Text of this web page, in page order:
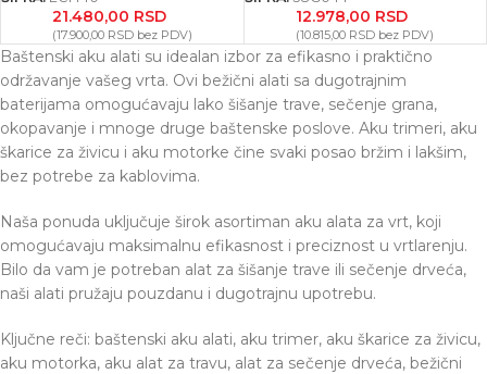
21.480,00 RSD
(17.900,00 RSDbez PDV)
12.978,00 RSD
(10.815,00 RSD bez PDV)
Baštenski aku alati su idealan izbor za efikasno i praktično
održavanje vašeg vrta. Ovi bežični alati sa dugotrajnim
baterijama omogućavaju lako šišanje trave, sečenje grana,
okopavanje i mnoge druge baštenske poslove. Aku trimeri, aku
škarice za živicu i aku motorke čine svaki posao bržim i lakšim,
bez potrebe za kablovima.
Naša ponuda uključuje širok asortiman aku alata za vrt, koji
omogućavaju maksimalnu efikasnost i preciznost u vrtlarenju.
Bilo da vam je potreban alat za šišanje trave ili sečenje drveća,
naši alati pružaju pouzdanu i dugotrajnu upotrebu.
Ključne reči: baštenski aku alati, aku trimer, aku škarice za živicu,
aku motorka, aku alat za travu, alat za sečenje drveća, bežični